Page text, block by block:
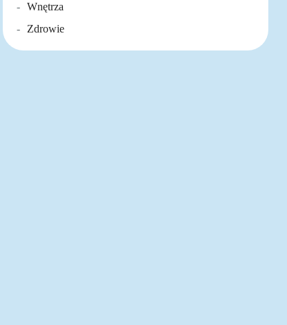
Wnętrza
Zdrowie